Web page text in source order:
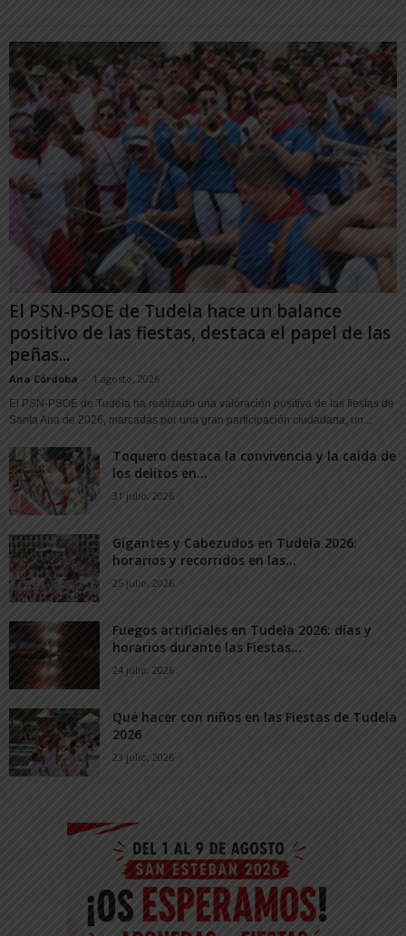
El PSN-PSOE de Tudela hace un balance
positivo de las fiestas, destaca el papel de las
peñas...
Ana Córdoba - 1 agosto, 2026
El PSN-PSOE de Tudela ha realizado una valoración positiva de las fiestas de
Santa Ana de 2026, marcadas por una gran participación ciudadana, un...
Toquero destaca la convivencia y la caída de
los delitos en...
31 julio, 2026
Gigantes y Cabezudos en Tudela 2026:
horarios y recorridos en las...
25 julio, 2026
Fuegos artificiales en Tudela 2026: días y
horarios durante las Fiestas...
24 julio, 2026
Qué hacer con niños en las Fiestas de Tudela
2026
23 julio, 2026